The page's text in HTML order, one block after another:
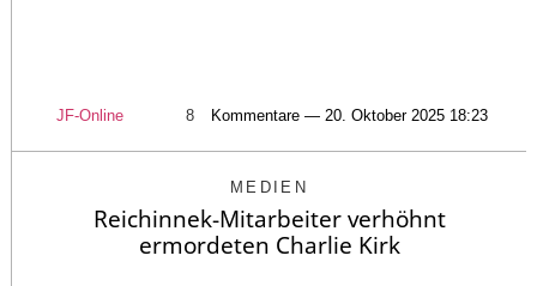
JF-Online 8 Kommentare — 20. Oktober 2025 18:23
MEDIEN
Reichinnek-Mitarbeiter verhöhnt
ermordeten Charlie Kirk